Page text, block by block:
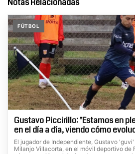
FÚTBOL
Gustavo Piccirillo: "Estamos en
en el día a día, viendo cómo
El jugador de Independiente, Gustavo
Milanjo Villacorta, en el móvil deportivo de